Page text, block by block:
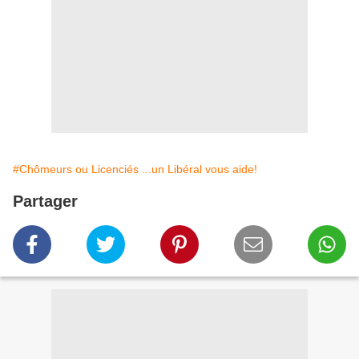
#Chômeurs ou Licenciés ...un Libéral vous aide!
Partager